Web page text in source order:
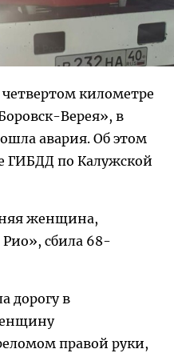
четвертом километре
Верея», в
авария. Об этом
ГИБДД по Калужской
женщина,
сбила 68-
дорогу в
правой руки,